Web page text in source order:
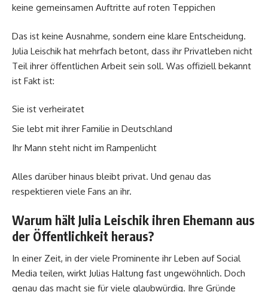
keine gemeinsamen Auftritte auf roten Teppichen
Das ist keine Ausnahme, sondern eine klare Entscheidung.
Julia Leischik hat mehrfach betont, dass ihr Privatleben nicht
Teil ihrer öffentlichen Arbeit sein soll. Was offiziell bekannt
ist Fakt ist:
Sie ist verheiratet
Sie lebt mit ihrer Familie in Deutschland
Ihr Mann steht nicht im Rampenlicht
Alles darüber hinaus bleibt privat. Und genau das
respektieren viele Fans an ihr.
Warum hält Julia Leischik ihren Ehemann aus
der Öffentlichkeit heraus?
In einer Zeit, in der viele Prominente ihr Leben auf Social
Media teilen, wirkt Julias Haltung fast ungewöhnlich. Doch
genau das macht sie für viele glaubwürdig. Ihre Gründe